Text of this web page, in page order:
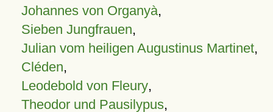
Johannes von Organyà,
Sieben Jungfrauen,
Julian vom heiligen Augustinus Martinet,
Cléden,
Leodebold von Fleury,
Theodor und Pausilypus,